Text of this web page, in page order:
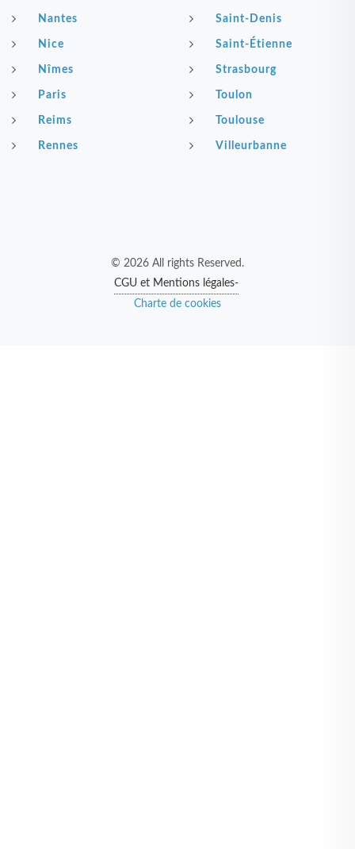
Nantes
Nice
Nîmes
Paris
Reims
Rennes
Saint-Denis
Saint-Étienne
Strasbourg
Toulon
Toulouse
Villeurbanne
© 2026 All rights Reserved.
CGU et Mentions légales-
Charte de cookies